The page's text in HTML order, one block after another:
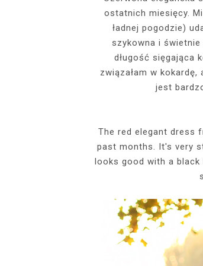
EVENTS
ostatnich miesięcy.
ładnej pogodzie)
szykowna i
długość sięgająca
związałam w
jest
The red elegant dress
past months. It's very
looks good with a